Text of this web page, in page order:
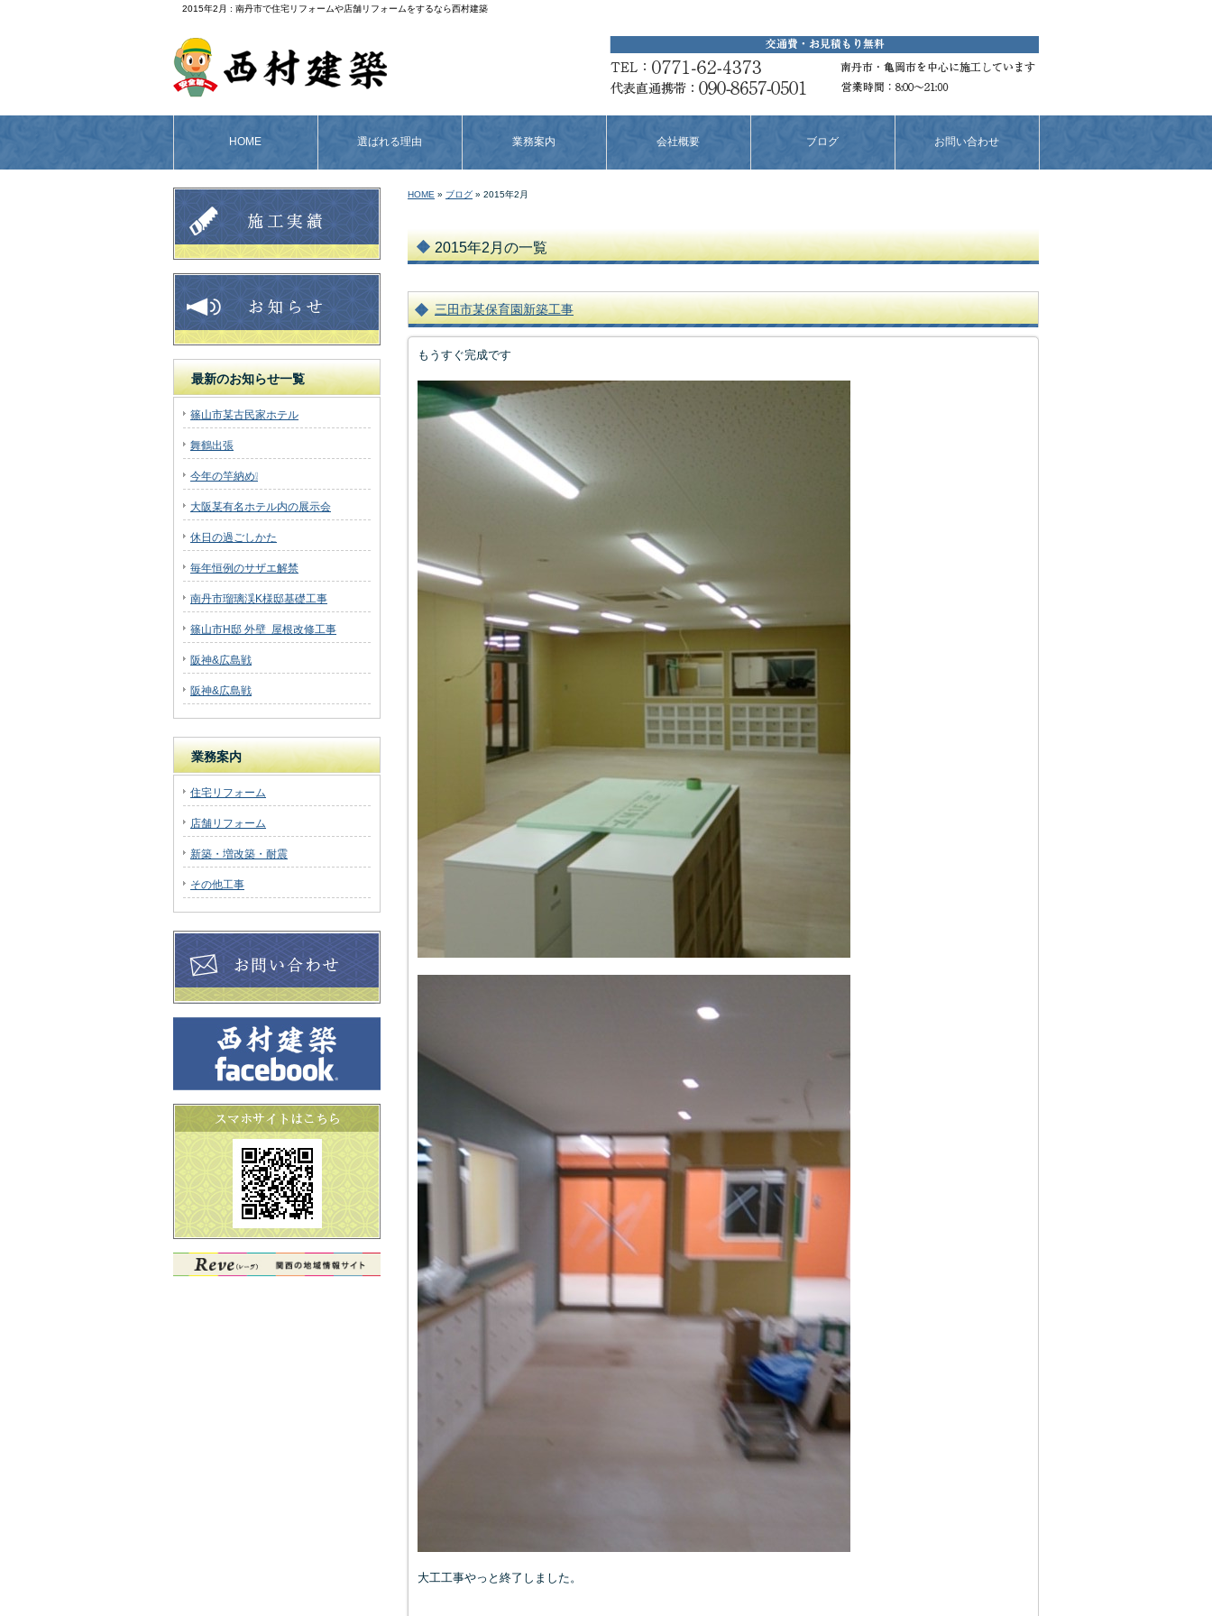
2015年2月 : 南丹市で住宅リフォームや店舗リフォームをするなら西村建築
HOME 選ばれる理由 業務案内 会社概要 ブログ お問い合わせ
HOME » ブログ » 2015年2月
2015年2月の一覧
三田市某保育園新築工事
もうすぐ完成です
大工工事やっと終了しました。
最新のお知らせ一覧
篠山市某古民家ホテル
舞鶴出張
今年の竿納め❕
大阪某有名ホテル内の展示会
休日の過ごしかた
毎年恒例のサザエ解禁
南丹市瑠璃渓K様邸基礎工事
篠山市H邸 外壁 屋根改修工事
阪神&広島戦
阪神&広島戦
業務案内
住宅リフォーム
店舗リフォーム
新築・増改築・耐震
その他工事